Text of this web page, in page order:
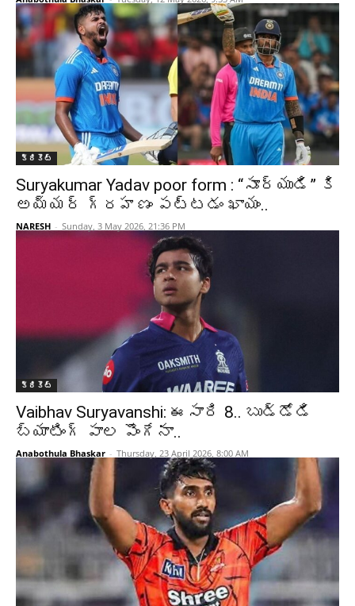
క్రికెట్‌
Suryakumar Yadav poor form : “సూర్యుడి” కి
అయ్యర్ గ్రహణం పట్టడం ఖాయం..
NARESH - Sunday, 3 May 2026, 21:36 PM
క్రికెట్‌
Vaibhav Suryavanshi: ఈసారి 8.. బుడ్డోడి
బ్యాటింగ్ పాల పొంగేనా..
Anabothula Bhaskar - Thursday, 23 April 2026, 8:00 AM